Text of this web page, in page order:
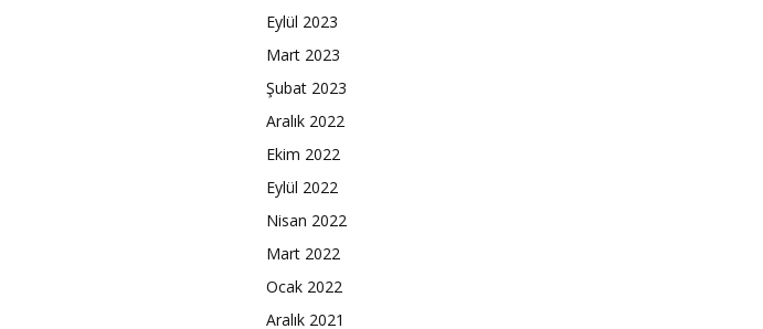
Eylül 2023
Mart 2023
Şubat 2023
Aralık 2022
Ekim 2022
Eylül 2022
Nisan 2022
Mart 2022
Ocak 2022
Aralık 2021